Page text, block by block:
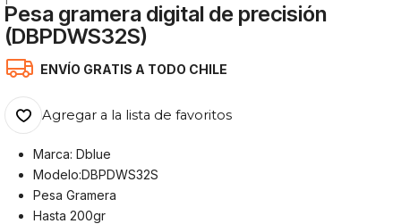
Pesa gramera digital de precisión
(DBPDWS32S)
ENVÍO GRATIS A TODO CHILE
Agregar a la lista de favoritos
Marca: Dblue
Modelo:DBPDWS32S
Pesa Gramera
Hasta 200gr